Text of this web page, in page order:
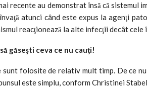
recente au demonstrat însă că sistemul
atunci când este expus la agenţi
reacţionează la alte infecţii decât
găseşti ceva ce nu cauţi!
sunt folosite de relativ mult timp. De ce
este simplu, conform Christinei